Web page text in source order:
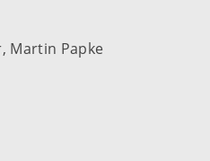
Martin Papke